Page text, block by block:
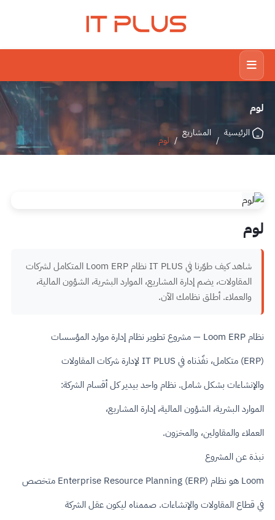
IT PLUS
لوم
الرئيسية
/
المشاريع
/ لوم
لوم
شاهد كيف طوّرنا في IT PLUS نظام Loom ERP المتكامل لشركات
المقاولات، يضم إدارة المشاريع، الموارد البشرية، الشؤون المالية،
والعملاء. أطلق نظامك الآن.
نظام Loom ERP — مشروع تطوير نظام إدارة موارد المؤسسات
(ERP) متكامل، نفّذناه في IT PLUS لإدارة شركات المقاولات
والإنشاءات بشكل شامل. نظام واحد بيدير كل أقسام الشركة:
الموارد البشرية، الشؤون المالية، إدارة المشاريع،
العملاء والمقاولين، والمخزون.
نبذة عن المشروع
Loom هو نظام Enterprise Resource Planning (ERP) متخصص
في قطاع المقاولات والإنشاءات. صممناه ليكون عقل الشركة